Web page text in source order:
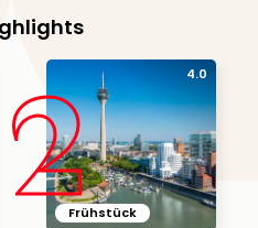
4.0
Frühstück
2